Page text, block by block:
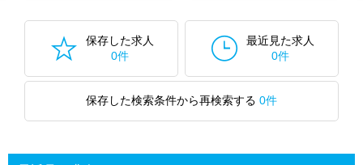
保存した求人
0件
最近見た求人
0件
保存した検索条件から再検索する 0件